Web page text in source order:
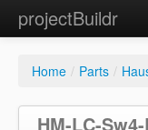
projectBuildr
Home / Parts /
HM-LC-